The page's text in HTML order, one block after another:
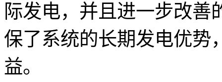
际发电，并且进一步改善
保了系统的长期发电优势
益。